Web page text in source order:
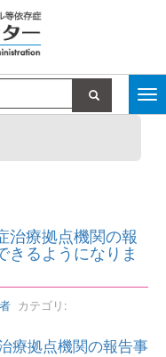
検索
治療拠点機関の報
きるようになりま
カテゴリ:
療拠点機関の報告事